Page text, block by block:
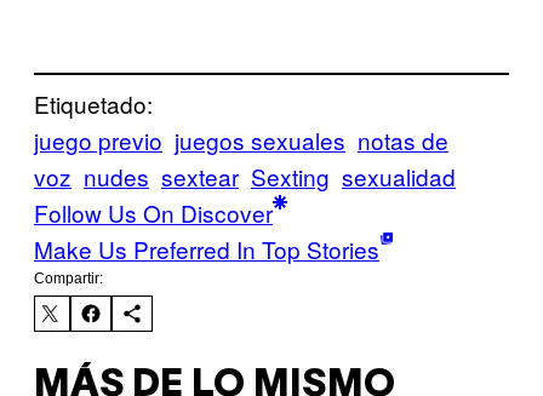
Etiquetado:
juego previo juegos sexuales notas de
voz nudes sextear Sexting sexualidad
Follow Us On Discover
Make Us Preferred In Top Stories
Compartir:
MÁS DE LO MISMO